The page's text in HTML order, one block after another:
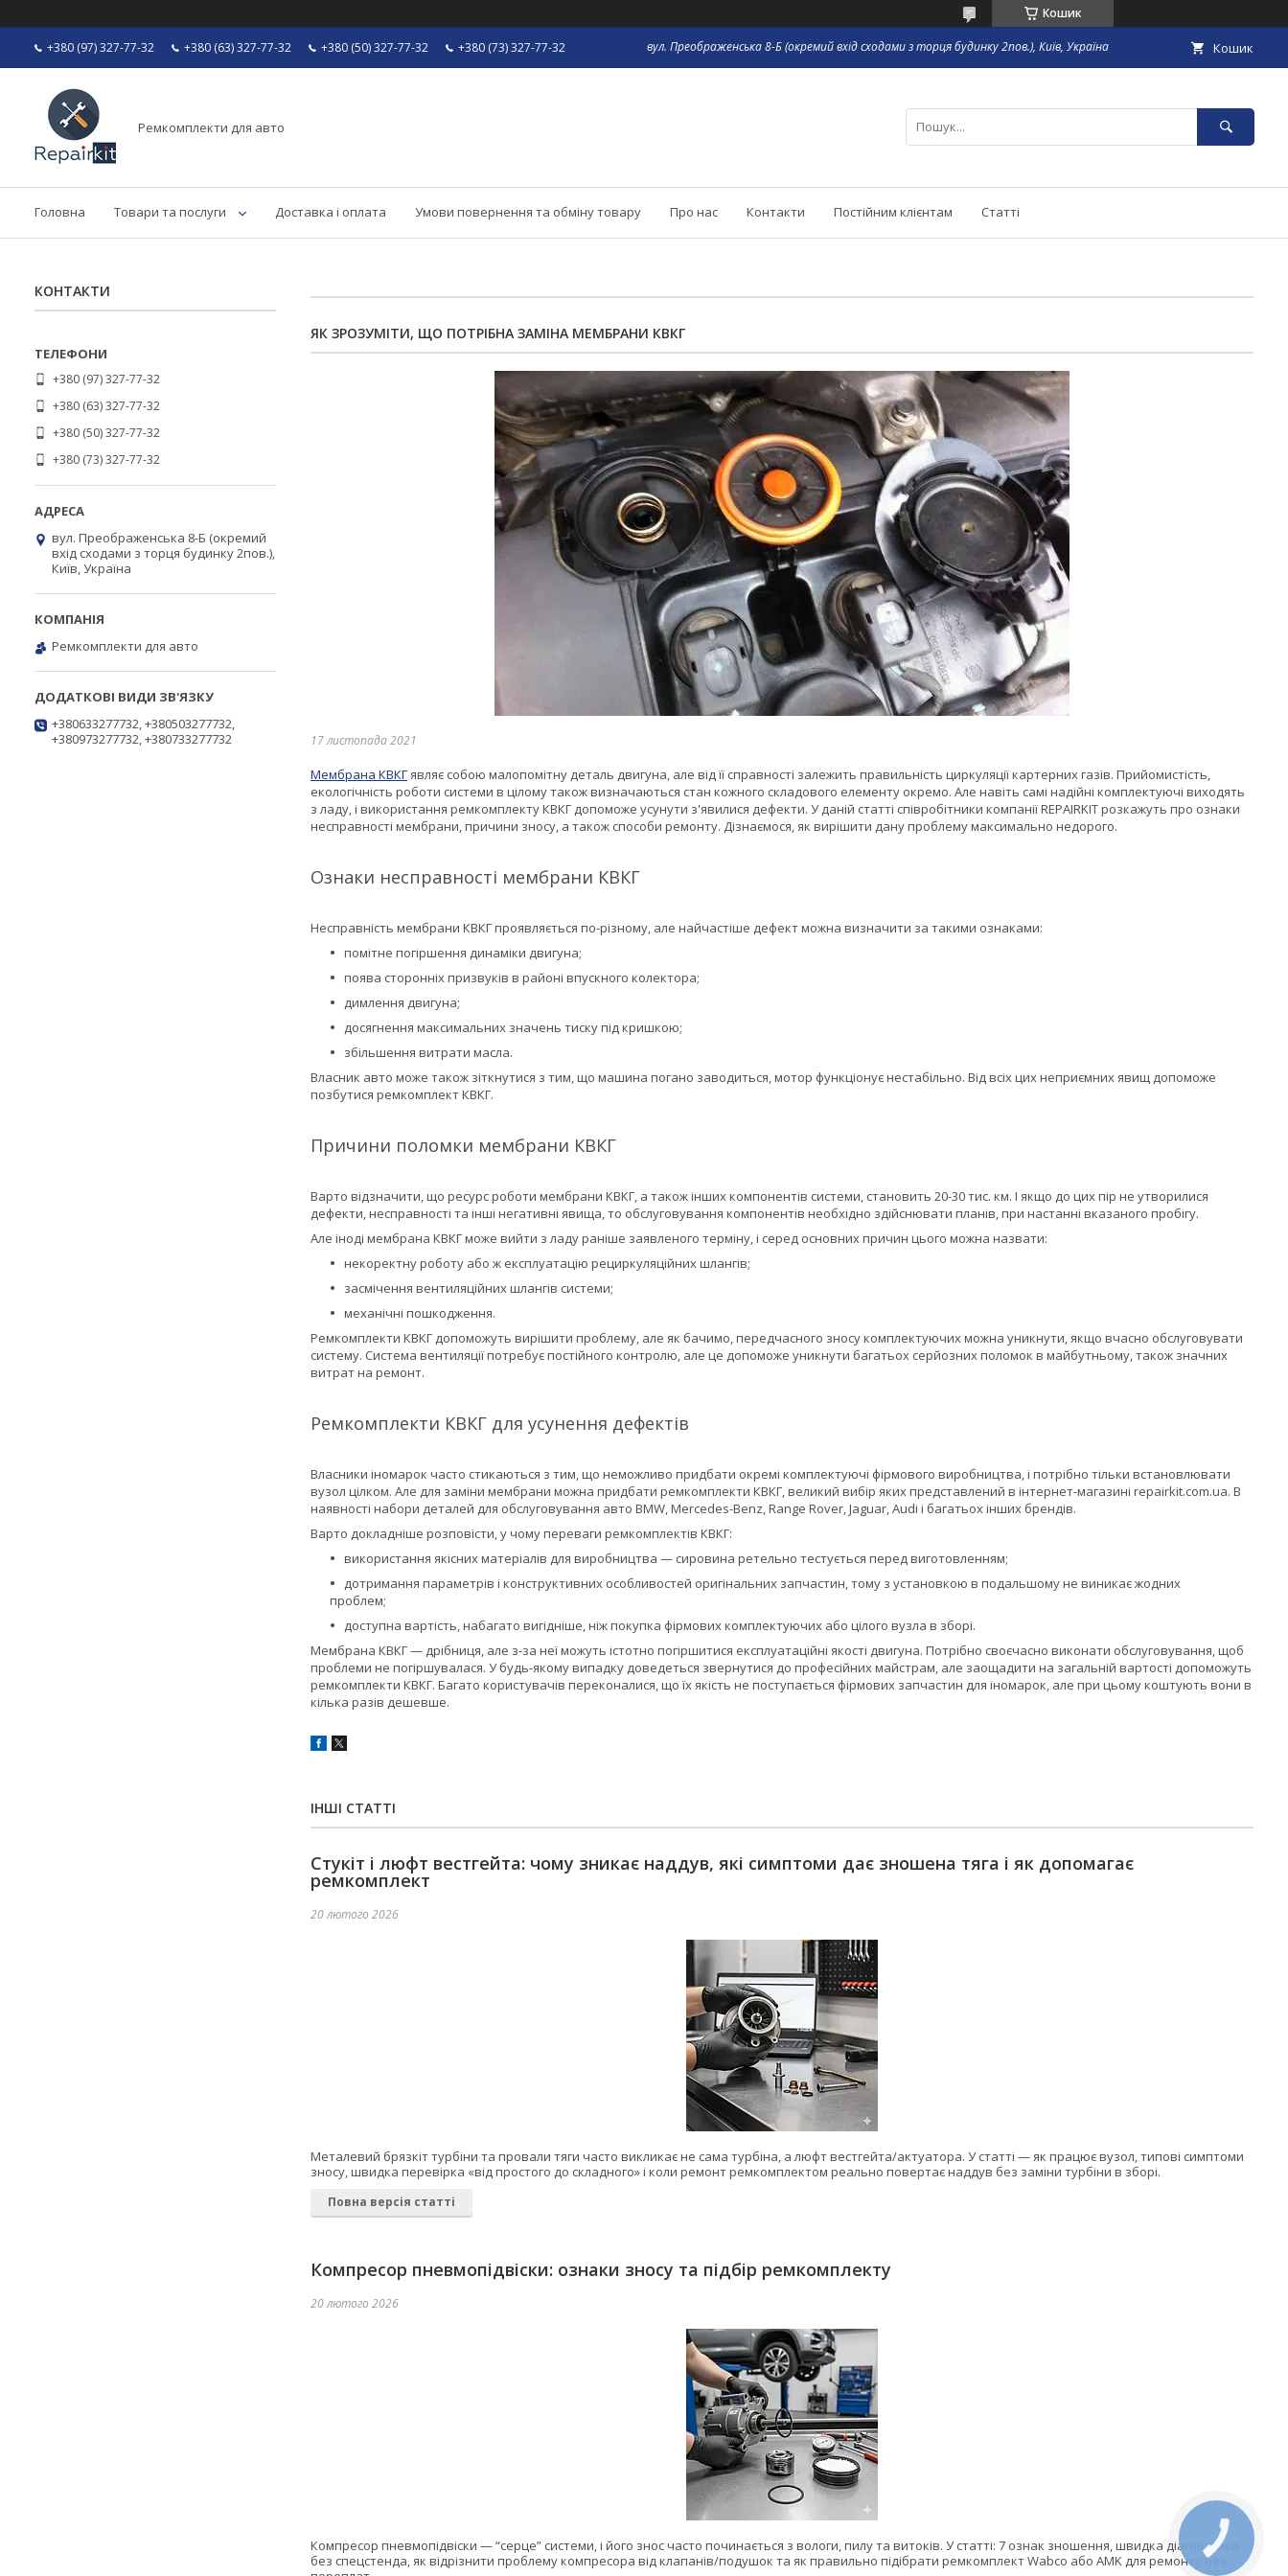
Кошик
+380 (97) 327-77-32 +380 (63) 327-77-32 +380 (50) 327-77-32 +380 (73) 327-77-32 вул. Преображенська 8-Б (окремий вхід сходами з торця будинку 2пов.), Київ, Україна Кошик
Ремкомплекти для авто
Головна Товари та послуги Доставка і оплата Умови повернення та обміну товару Про нас Контакти Постійним клієнтам Статті
ЯК ЗРОЗУМІТИ, ЩО ПОТРІБНА ЗАМІНА МЕМБРАНИ КВКГ
17 листопада 2021
Мембрана КВКГявляє собою малопомітну деталь двигуна, але від її справності залежить правильність циркуляції картерних газів. Прийомистість,
екологічність роботи системи в цілому також визначаються стан кожного складового елементу окремо. Але навіть самі надійні комплектуючі виходять
з ладу, і використання ремкомплекту КВКГ допоможе усунути з'явилися дефекти. У даній статті співробітники компанії REPAIRKIT розкажуть про ознаки
несправності мембрани, причини зносу, а також способи ремонту. Дізнаємося, як вирішити дану проблему максимально недорого.
Ознаки несправності мембрани КВКГ
Несправність мембрани КВКГ проявляється по-різному, але найчастіше дефект можна визначити за такими ознаками:
помітне погіршення динаміки двигуна;
поява сторонніх призвуків в районі впускного колектора;
димлення двигуна;
досягнення максимальних значень тиску під кришкою;
збільшення витрати масла.
Власник авто може також зіткнутися з тим, що машина погано заводиться, мотор функціонує нестабільно. Від всіх цих неприємних явищ допоможе
позбутися ремкомплект КВКГ.
Причини поломки мембрани КВКГ
Варто відзначити, що ресурс роботи мембрани КВКГ, а також інших компонентів системи, становить 20-30 тис. км. І якщо до цих пір не утворилися
дефекти, несправності та інші негативні явища, то обслуговування компонентів необхідно здійснювати планів, при настанні вказаного пробігу.
Але іноді мембрана КВКГ може вийти з ладу раніше заявленого терміну, і серед основних причин цього можна назвати:
некоректну роботу або ж експлуатацію рециркуляційних шлангів;
засмічення вентиляційних шлангів системи;
механічні пошкодження.
Ремкомплекти КВКГ допоможуть вирішити проблему, але як бачимо, передчасного зносу комплектуючих можна уникнути, якщо вчасно обслуговувати
систему. Система вентиляції потребує постійного контролю, але це допоможе уникнути багатьох серйозних поломок в майбутньому, також значних
витрат на ремонт.
Ремкомплекти КВКГ для усунення дефектів
Власники іномарок часто стикаються з тим, що неможливо придбати окремі комплектуючі фірмового виробництва, і потрібно тільки встановлювати
вузол цілком. Але для заміни мембрани можна придбати ремкомплекти КВКГ, великий вибір яких представлений в інтернет-магазині repairkit.com.ua. В
наявності набори деталей для обслуговування авто BMW, Mercedes-Benz, Range Rover, Jaguar, Audi і багатьох інших брендів.
Варто докладніше розповісти, у чому переваги ремкомплектів КВКГ:
використання якісних матеріалів для виробництва — сировина ретельно тестується перед виготовленням;
дотримання параметрів і конструктивних особливостей оригінальних запчастин, тому з установкою в подальшому не виникає жодних
проблем;
доступна вартість, набагато вигідніше, ніж покупка фірмових комплектуючих або цілого вузла в зборі.
Мембрана КВКГ — дрібниця, але з-за неї можуть істотно погіршитися експлуатаційні якості двигуна. Потрібно своєчасно виконати обслуговування, щоб
проблеми не погіршувалася. У будь-якому випадку доведеться звернутися до професійних майстрам, але заощадити на загальній вартості допоможуть
ремкомплекти КВКГ. Багато користувачів переконалися, що їх якість не поступається фірмових запчастин для іномарок, але при цьому коштують вони в
кілька разів дешевше.
ІНШІ СТАТТІ
Стукіт і люфт вестгейта: чому зникає наддув, які симптоми дає зношена тяга і як допомагає
ремкомплект
20 лютого 2026
Металевий брязкіт турбіни та провали тяги часто викликає не сама турбіна, а люфт вестгейта/актуатора. У статті — як працює вузол, типові симптоми
зносу, швидка перевірка «від простого до складного» і коли ремонт ремкомплектом реально повертає наддув без заміни турбіни в зборі.
Повна версія статті
Компресор пневмопідвіски: ознаки зносу та підбір ремкомплекту
20 лютого 2026
Компресор пневмопідвіски — “серце” системи, і його знос часто починається з вологи, пилу та витоків. У статті: 7 ознак зношення, швидка діагностика
без спецстенда, як відрізнити проблему компресора від клапанів/подушок та як правильно підібрати ремкомплект Wabco або AMK для ремонту без
КОНТАКТИ
+380 (97) 327-77-32
+380 (63) 327-77-32
+380 (50) 327-77-32
+380 (73) 327-77-32
вул. Преображенська 8-Б (окремий
вхід сходами з торця будинку 2пов.),
Київ, Україна
Ремкомплекти для авто
+380633277732, +380503277732,
+380973277732, +380733277732